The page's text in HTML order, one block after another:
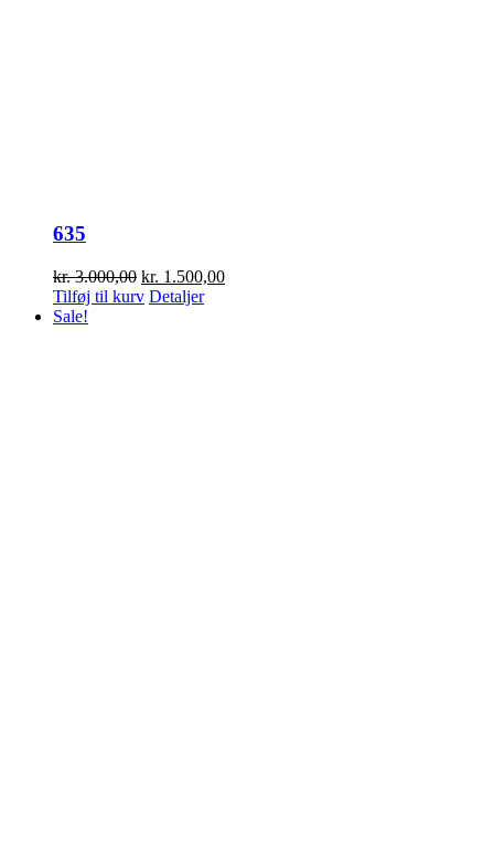
635
kr.3.000,00 Den
oprindelige
kr. 1.500,00Den
Tilføj til kurv Detaljer
Sale!